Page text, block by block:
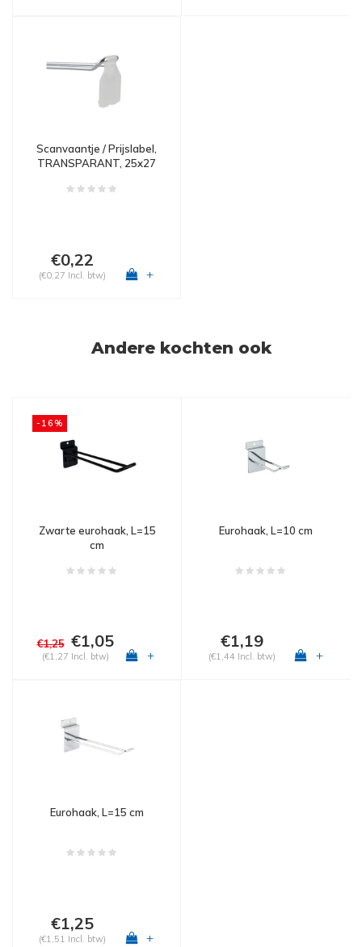
Scanvaantje / Prijslabel,
TRANSPARANT, 25x27
€0,22
(€0,27 Incl. btw) +
Andere kochten ook
-16%
Zwarte eurohaak, L=15
cm
€1,25 €1,05
(€1,27 Incl. btw) +
Eurohaak, L=10 cm
€1,19
(€1,44 Incl. btw) +
Eurohaak, L=15 cm
€1,25
(€1,51 Incl. btw) +